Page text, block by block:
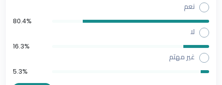
نعم
80.4%
لا
16.3%
غير مهتم
5.3%